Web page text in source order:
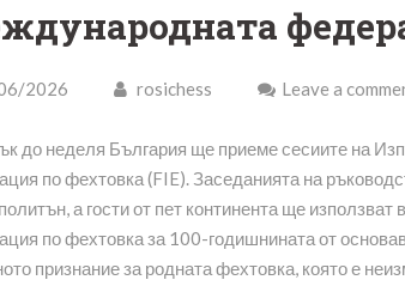
2026 rosichess Leave a
до неделя България ще приеме сесиите на
по фехтовка (FIE). Заседанията на
а гости от пет континента ще използват
по фехтовка за 100-годишнината от
признание за родната фехтовка, която е